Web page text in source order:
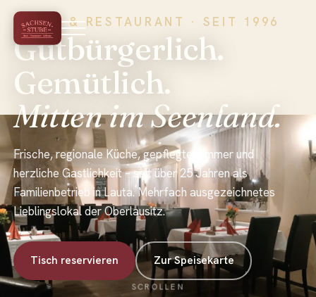
HOTEL & RESTAURANT · SEIT 1996
Gutbürgerlich.
Gemütlich.
Mitten im Seenland.
Frische, regionale Küche, gepflegte Zimmer und
herzliche Gastlichkeit – seit über 25 Jahren als
Familienbetrieb in Lauta. Mehrfach ausgezeichnetes
Lieblingslokal der Oberlausitz.
Tisch reservieren Zur Speisekarte
SCROLLEN